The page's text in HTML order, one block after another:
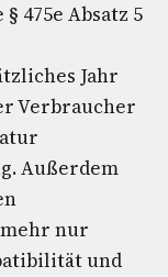
475e Absatz 5
Jahr
Verbraucher
Außerdem
nur
und